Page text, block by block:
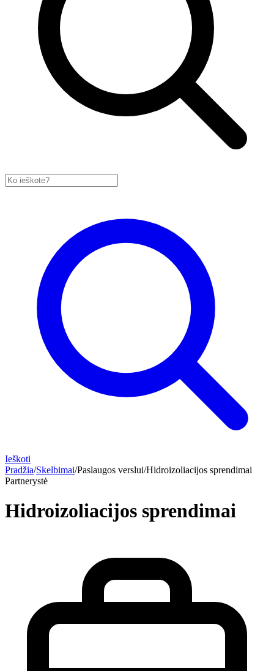
Ieškoti
Pradžia/Skelbimai/Paslaugos verslui/Hidroizoliacijos sprendimai
Partnerystė
Hidroizoliacijos sprendimai